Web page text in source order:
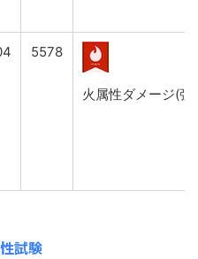
5578
火属性ダメージ(
試験